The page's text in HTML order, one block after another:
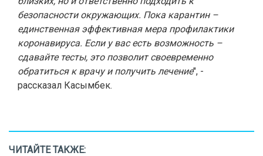
безопасности окружающих. Пока карантин –
единственная эффективная мера профилактики
коронавируса. Если у вас есть возможность –
сдавайте тесты, это позволит своевременно
обратиться к врачу и получить лечение", -
рассказал Касымбек.
ЧИТАЙТЕ ТАКЖЕ: